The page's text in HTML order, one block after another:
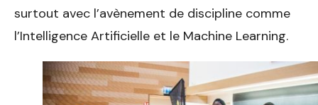
surtout avec l’avènement de discipline comme
l’Intelligence Artificielle et le Machine Learning.